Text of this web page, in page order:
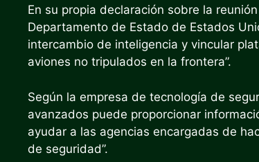
En su propia declaración sobre la
Departamento de Estado de Estados
intercambio de inteligencia y vincular
aviones no tripulados en la frontera”.
Según la empresa de tecnología de
avanzados puede proporcionar
ayudar a las agencias encargadas de
de seguridad”.